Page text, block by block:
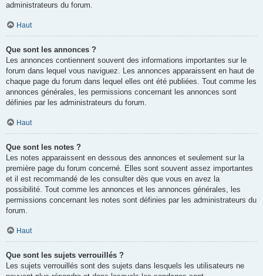
administrateurs du forum.
Haut
Que sont les annonces ?
Les annonces contiennent souvent des informations importantes sur le
forum dans lequel vous naviguez. Les annonces apparaissent en haut de
chaque page du forum dans lequel elles ont été publiées. Tout comme les
annonces générales, les permissions concernant les annonces sont
définies par les administrateurs du forum.
Haut
Que sont les notes ?
Les notes apparaissent en dessous des annonces et seulement sur la
première page du forum concerné. Elles sont souvent assez importantes
et il est recommandé de les consulter dès que vous en avez la
possibilité. Tout comme les annonces et les annonces générales, les
permissions concernant les notes sont définies par les administrateurs du
forum.
Haut
Que sont les sujets verrouillés ?
Les sujets verrouillés sont des sujets dans lesquels les utilisateurs ne